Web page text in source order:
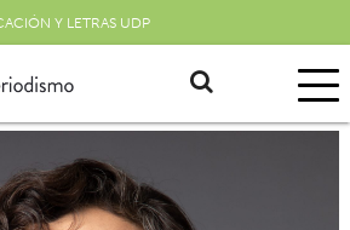
Y LETRAS UDP